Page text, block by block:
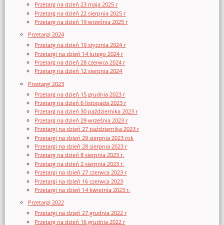
Przetarg na dzień 23 maja 2025 r
Przetarg na dzień 22 sierpnia 2025 r
Przetarg na dzień 19 września 2025 r
Przetargi 2024
Przetarg na dzień 19 stycznia 2024 r
Przetargi na dzień 14 lutego 2024 r
Przetarg na dzień 28 czerwca 2024 r
Przetarg na dzień 12 sierpnia 2024
Przetargi 2023
Przetarg na dzień 15 grudnia 2023 r
Przetarg na dzień 6 listopada 2023 r
Przetarg na dzień 30 października 2023 r
Przetarg na dzień 29 września 2023 r
Przetargi na dzień 27 października 2023 r
Przetargi na dzień 29 sierpnia 2023 rok
Przetargi na dzień 28 sierpnia 2023 r
Przetarg na dzień 8 sierpnia 2023 r.
Przetarg na dzień 2 sierpnia 2023 r.
Przetargi na dzień 27 czerwca 2023 r
Przetargi na dzień 16 czerwca 2023
Przetargi na dzień 14 kwietnia 2023 r.
Przetargi 2022
Przetargi na dzień 27 grudnia 2022 r
Przetarg na dzień 16 grudnia 2022 r